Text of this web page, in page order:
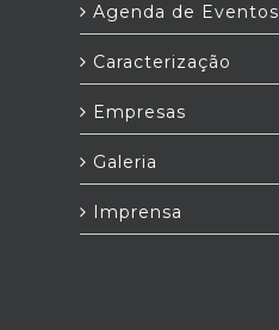
Agenda de Eventos
Caracterização
Empresas
Galeria
Imprensa